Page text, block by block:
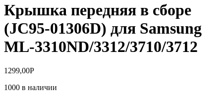
Крышка передняя в сборе
(JC95-01306D) для Samsung
ML-3310ND/3312/3710/3712
1299,00Р
1000 в наличии